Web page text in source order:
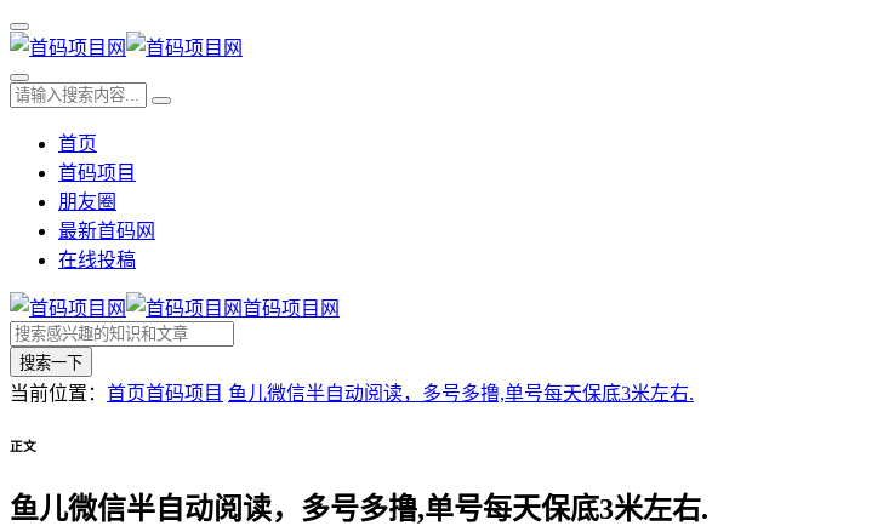
首页
首码项目
朋友圈
最新首码网
在线投稿
首码项目网
搜索一下
当前位置： 首页首码项目 鱼儿微信半自动阅读，多号多撸,单号每天保底3米左右.
正文
鱼儿微信半自动阅读，多号多撸,单号每天保底3米左右.